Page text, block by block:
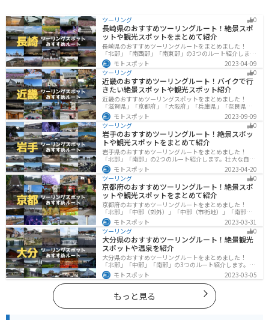
ツーリング 0
長崎県のおすすめツーリングルート！絶景スポ
ットや観光スポットをまとめて紹介
長崎県のおすすめツーリングルートをまとめました！
「北部」「南西部」「南東部」の3つのルート紹介しま
す。国際色豊かな街並みや世界遺産、絶景ポイントが数
多く存在し、様々な楽しみ方ができます。バイクで長崎
県にツーリングに行く際は参考にしてください。
モトスポット
2023-04-09
ツーリング
0
近畿のおすすめツーリングルート！バイクで行
きたい絶景スポットや観光スポット紹介
近畿のおすすめツーリングスポットをまとめました！
「滋賀県」「京都府」「大阪府」「兵庫県」「奈良県」
「和歌山」の各県の観光地紹介します。自然豊かな山々
や湖、温泉地が点在し、四季折々の景色を楽しめるスポ
ットが多数あります。バイクで近畿にツーリングに行く
際は参考にしてください。
モトスポット
2023-09-09
ツーリング
0
岩手のおすすめツーリングルート！絶景スポッ
トや観光スポットをまとめて紹介
岩手県のおすすめツーリングルートをまとめました！
「北部」「南部」の2つのルート紹介します。壮大な自然
や歴史的な観光スポットが多く存在するので楽しめま
す。バイクで岩手県にツーリングに行く際は参考にして
ください。
モトスポット
2023-04-20
ツーリング
0
京都府のおすすめツーリングルート！絶景スポ
ットや観光スポットをまとめて紹介
京都府のおすすめツーリングルートをまとめました！
「北部」「中部（郊外）」「中部（市街地）」「南部」
の4つのルート紹介します。古い町並みや神社仏閣、自然
に囲まれた風光明媚なスポットが数多く存在し、様々な
楽しみ方ができます。バイクで京都府にツーリングに行
く際は参考にしてください。
モトスポット
2023-03-31
ツーリング
0
大分県のおすすめツーリングルート！絶景観光
スポットや温泉を紹介
大分県のおすすめツーリングルートをまとめました！
「北部」「中部」「南部」の3つのルート紹介します。阿
蘇の雄大な自然を満喫できるスポットや温泉を満喫する
ツーリングができます。バイクで大分県にツーリングに
行く際は参考にしてください。
モトスポット 2023-03-05
もっと見る